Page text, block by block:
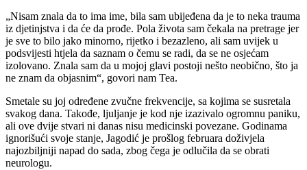
„Nisam znala da to ima ime, bila sam ubijeđena da je to neka trauma
iz djetinjstva i da će da prođe. Pola života sam čekala na pretrage jer
je sve to bilo jako minorno, rijetko i bezazleno, ali sam uvijek u
podsvijesti htjela da saznam o čemu se radi, da se ne osjećam
izolovano. Znala sam da u mojoj glavi postoji nešto neobično, što ja
ne znam da objasnim“, govori nam Tea.
Smetale su joj određene zvučne frekvencije, sa kojima se susretala
svakog dana. Takođe, ljuljanje je kod nje izazivalo ogromnu paniku,
ali ove dvije stvari ni danas nisu medicinski povezane. Godinama
ignorišući svoje stanje, Jagodić je prošlog februara doživjela
najozbiljniji napad do sada, zbog čega je odlučila da se obrati
neurologu.